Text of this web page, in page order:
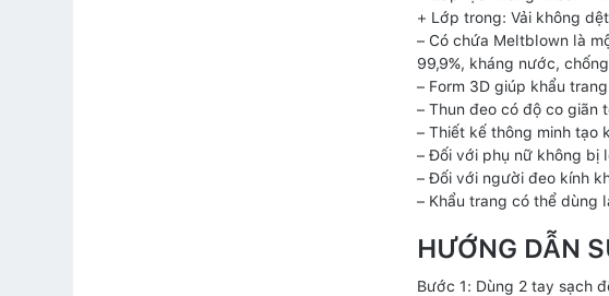
+ Lớp trong: Vải không
– Có chứa Meltblown là
99,9%, kháng nước,
– Form 3D giúp khẩu
– Thun đeo có độ co giãn
– Thiết kế thông minh tạo
– Đối với phụ nữ không bị
– Đối với người đeo kính
– Khẩu trang có thể dùng
HƯỚNG DẪN
Bước 1: Dùng 2 tay sạch